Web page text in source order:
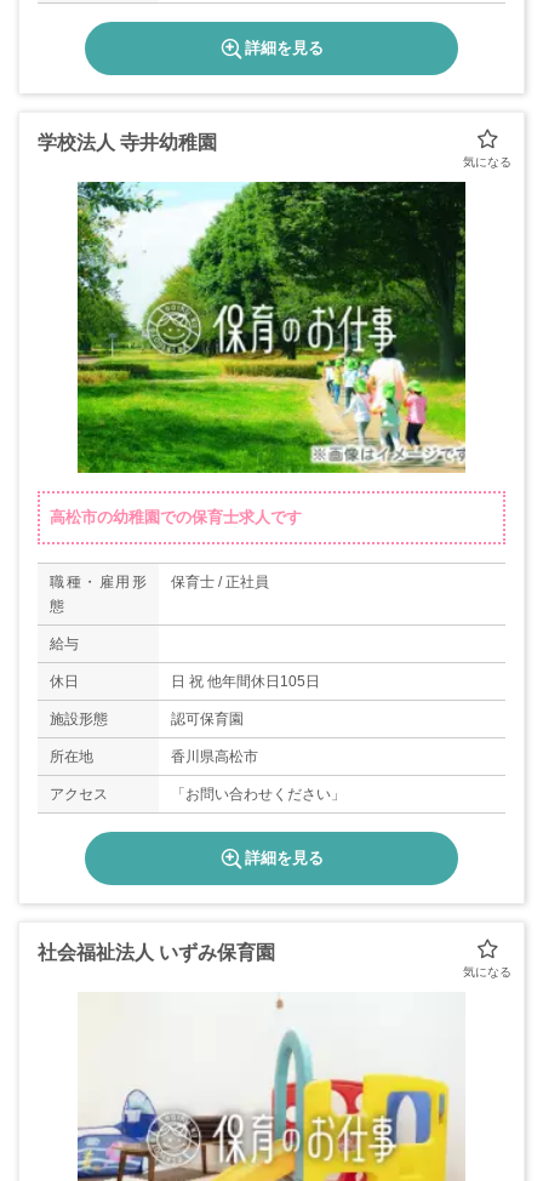
詳細を見る
学校法人 寺井幼稚園
高松市の幼稚園での保育士求人です
職種・雇用形
態
保育士 / 正社員
給与
休日 日 祝 他年間休日105日
施設形態 認可保育園
所在地 香川県高松市
アクセス 「お問い合わせください」
詳細を見る
社会福祉法人 いずみ保育園